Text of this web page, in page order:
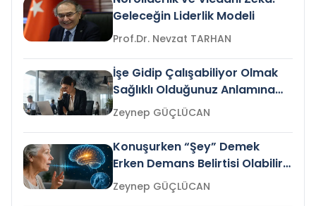
Geleceğin Liderlik Modeli
Prof.Dr. Nevzat TARHAN
İşe Gidip Çalışabiliyor Olmak
Sağlıklı Olduğunuz Anlamına
Gelir mi?Zeynep GÜÇLÜCAN
Konuşurken “Şey” Demek
Erken Demans Belirtisi Olabilir
mi?
Zeynep GÜÇLÜCAN